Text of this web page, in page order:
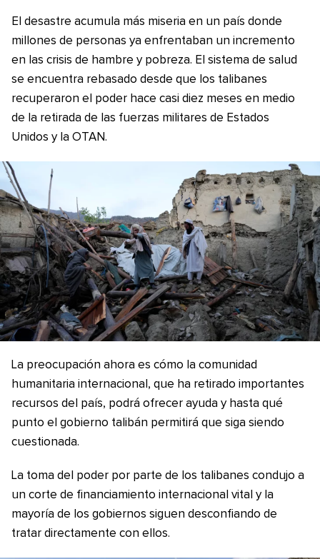
El desastre acumula más miseria en un país donde
millones de personas ya enfrentaban un incremento
en las crisis de hambre y pobreza. El sistema de salud
se encuentra rebasado desde que los talibanes
recuperaron el poder hace casi diez meses en medio
de la retirada de las fuerzas militares de Estados
Unidos y la OTAN.
La preocupación ahora es cómo la comunidad
humanitaria internacional, que ha retirado importantes
recursos del país, podrá ofrecer ayuda y hasta qué
punto el gobierno talibán permitirá que siga siendo
cuestionada.
La toma del poder por parte de los talibanes condujo a
un corte de financiamiento internacional vital y la
mayoría de los gobiernos siguen desconfiando de
tratar directamente con ellos.